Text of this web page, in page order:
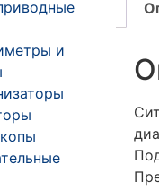
и